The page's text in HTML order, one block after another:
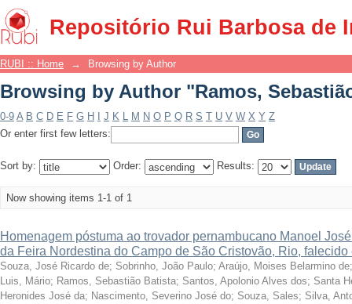
Repositório Rui Barbosa de
Browsing by Author "Ramos,
RUBI :: Home → Browsing by Author
Browsing by Author "Ramos,
0-9 A B C D E F G H J K L M N O P Q R S T U V W X Y Z
Or enter first few letters:
Sort by: Order: Results:
Now showing items 1-1 of 1
Homenagem póstuma ao trovador pernambucano Manoel
da Feira Nordestina do Campo de São Cristovão, Rio,
Souza, José Ricardo de; Sobrinho, João Paulo; Araújo, Moises Belarmino de
Luis, Mário; Ramos, Sebastião Batista; Santos, Apolonio Alves dos; Santa
Heronides José da; Nascimento, Severino José do; Souza, Sales; Silva,